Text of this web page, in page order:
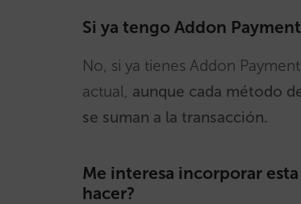
Si ya tengo Addon
No, si ya tienes Addon
actual, aunque cada método
se suman a la transacción.
Me interesa incorporar
hacer?